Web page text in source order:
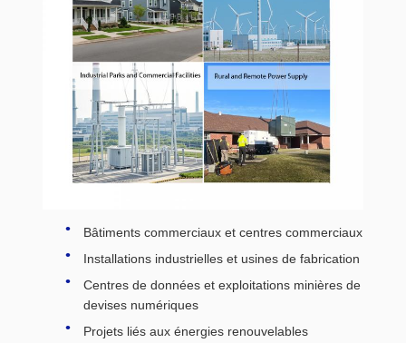
Bâtiments commerciaux et centres commerciaux
Installations industrielles et usines de fabrication
Centres de données et exploitations minières de
devises numériques
Projets liés aux énergies renouvelables